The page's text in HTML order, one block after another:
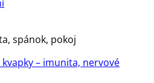
spánok, pokoj
– imunita, nervové